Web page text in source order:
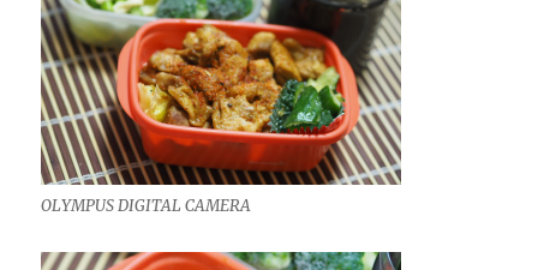
OLYMPUS DIGITAL CAMERA